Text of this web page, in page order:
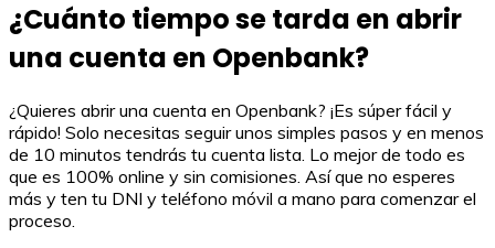
¿Cuánto tiempo se tarda en abrir
una cuenta en Openbank?
¿Quieres abrir una cuenta en Openbank? ¡Es súper fácil y
rápido! Solo necesitas seguir unos simples pasos y en menos
de 10 minutos tendrás tu cuenta lista. Lo mejor de todo es
que es 100% online y sin comisiones. Así que no esperes
más y ten tu DNI y teléfono móvil a mano para comenzar el
proceso.